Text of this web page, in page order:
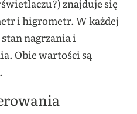
znajduje się
i higrometr. W każdej
nagrzania i
Obie wartości są